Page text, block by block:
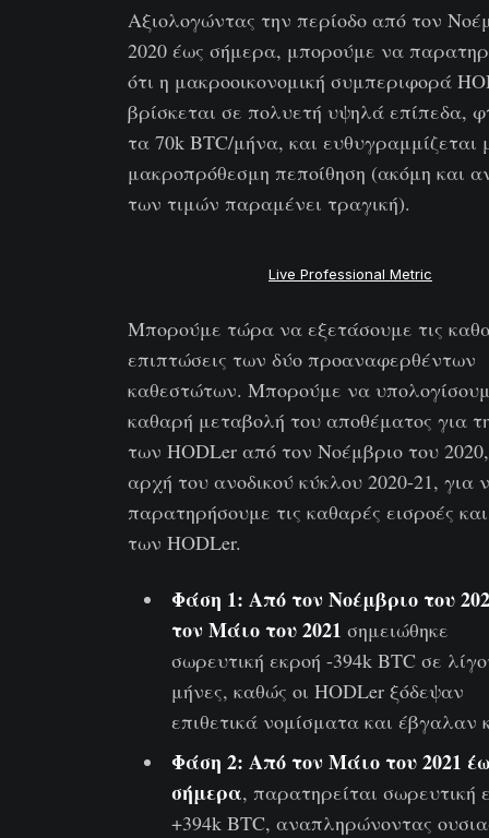
Αξιολογώντας την περίοδο από τον
2020 έως σήμερα, μπορούμε να
ότι η μακροοικονομική συμπεριφορά
βρίσκεται σε πολυετή υψηλά επίπεδα,
τα 70k BTC/μήνα, και ευθυγραμμίζεται
μακροπρόθεσμη πεποίθηση (ακόμη και
των τιμών παραμένει τραγική).
Live Professional Metric
Μπορούμε τώρα να εξετάσουμε τις
επιπτώσεις των δύο προαναφερθέντων
καθεστώτων. Μπορούμε να
καθαρή μεταβολή του αποθέματος για
των HODLer από τον Νοέμβριο του
αρχή του ανοδικού κύκλου 2020-21, για
παρατηρήσουμε τις καθαρές εισροές
των HODLer.
Φάση 1: Από τον Νοέμβριο του
τον Μάιο του 2021 σημειώθηκε
σωρευτική εκροή -394k BTC σε
μήνες, καθώς οι HODLer ξόδεψαν
επιθετικά νομίσματα και έβγαλαν
Φάση 2: Από τον Μάιο του 2021
σήμερα, παρατηρείται σωρευτική
+394k BTC, αναπληρώνοντας